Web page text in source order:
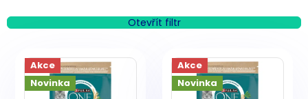
n Otevřít filtr
Akce
Novinka
Akce
Novinka